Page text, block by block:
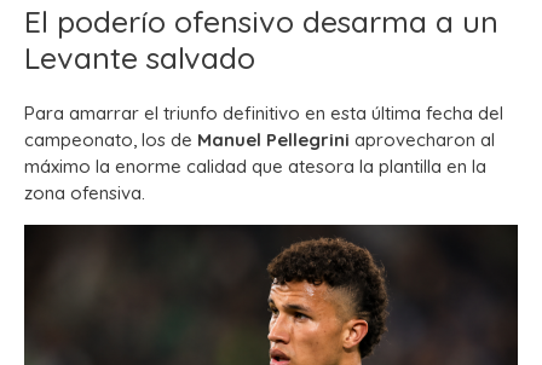
El poderío ofensivo desarma a un
Levante salvado
Para amarrar el triunfo definitivo en esta última fecha del
campeonato, los de Manuel Pellegrini aprovecharon al
máximo la enorme calidad que atesora la plantilla en la
zona ofensiva.